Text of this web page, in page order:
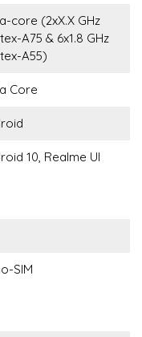
core (2xX.X GHz
A75 & 6x1.8 GHz
A55)
Core
10, Realme UI
SIM